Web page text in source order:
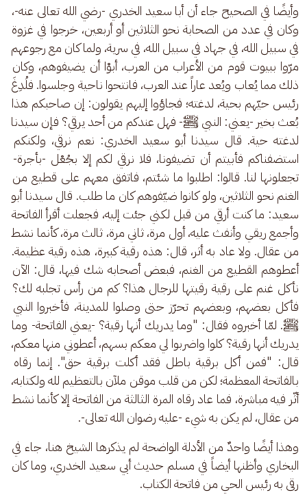
وأيضًا في الصحيح جاء أن أبا سعيد الخدري -رضي الله تعالى عنه-،
وكان في عدد من الصحابة نحو الثلاثين أو أربعين، خرجوا في غزوة
في سبيل الله، في جهاد في سبيل الله، في سرية، ولما كان مع رجوعهم
مرّوا ببيوت قوم من الأعراب من العرب، أبوْا أن يضيفوهم، وكان
ذلك مما يُعاب ويُعد عاراً عند العرب، فانتحوا ناحية وجلسوا. فلُدِغَ
رئيس حيّهم بحية، لدغته؛ فجاؤوا إليهم يقولون: إن صاحبكم هذا
بُعث بخير -يعني: النبي ﷺ- فهل عندكم من أحد يرقي؟ فإن سيدنا
لدغته حية. قال سيدنا أبو سعيد الخدري: نعم نرقي، ولكنكم
استضفناكم فأبيتم أن تضيفونا، فلا نرقي لكم إلا بجُعْل -بأجرة-
تجعلونها لنا. قالوا: اطلبوا ما شئتم، فاتفق معهم على قطيع من
الغنم نحو الثلاثين، ولو كانوا ضيّفوهم كان ما طلب. قال سيدنا أبو
سعيد: ما كنت أرقي من قبل لكني جئت إليه، فجعلت أقرأ الفاتحة
وأجمع ريقي وأنفث عليه، أول مرة، ثاني مرة، ثالث مرة، كأنما نشط
من عقال. ولا عاد به أثر، قال: هذه رقية كبيرة، هذه رقية عظيمة.
أعطوهم القطيع من الغنم، فبعض أصحابه شك فيها، قال: الآن
نأكل غنم على رقية رقيتها للرجال هذا؟ كم من رأس تجلبه لك؟
فأكل بعضهم، وبعضهم تحرّز حتى وصلوا للمدينة، فأخبروا النبي
ﷺ. لمّا أخبروه فقال: "وما يدريك أنها رقية؟ -يعني الفاتحة- وما
يدريك أنها رقية؟ كلوا واضربوا لي معكم بسهم، أعطوني منها معكم،
قال: "فمن أكل برقية باطل فقد أكلت برقية حق". إنما رقاه
بالفاتحة المعظمة؛ لكن من قلب موقن ملآن بالتعظيم لله ولكتابه،
أثّر فيه مباشرة، فما عاد رقاه المرة الثالثة من الفاتحة إلا كأنما نشط
من عقال، لم يكن به شيء -عليه رضوان الله تعالى-.
وهذا أيضًا واحدٌ من الأدلة الواضحة لم يذكرها الشيخ هنا، جاء في
البخاري وأظنها أيضاً في مسلم حديث أبي سعيد الخدري، وما كان
رقى به رئيس الحي من فاتحة الكتاب.